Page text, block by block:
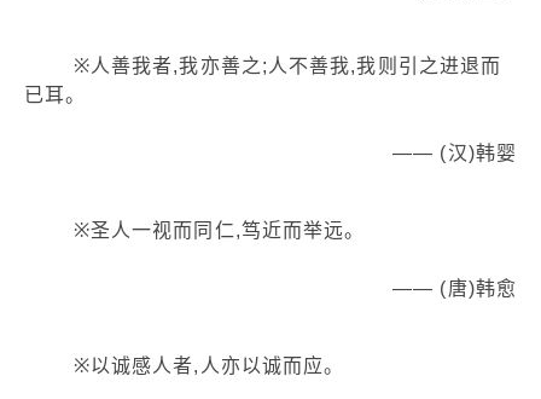
※人善我者,我亦善之;人不善我,我则引之进退而
已耳。
—— (汉)韩婴
※圣人一视而同仁,笃近而举远。
—— (唐)韩愈
※以诚感人者,人亦以诚而应。